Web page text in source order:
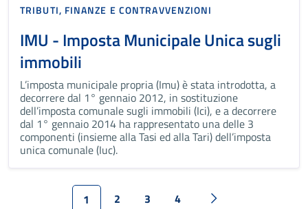
TRIBUTI, FINANZE E CONTRAVVENZIONI
IMU - Imposta Municipale Unica sugli
immobili
L’imposta municipale propria (Imu) è stata introdotta, a
decorrere dal 1° gennaio 2012, in sostituzione
dell’imposta comunale sugli immobili (Ici), e a decorrere
dal 1° gennaio 2014 ha rappresentato una delle 3
componenti (insieme alla Tasi ed alla Tari) dell’imposta
unica comunale (Iuc).
1 2 3 4